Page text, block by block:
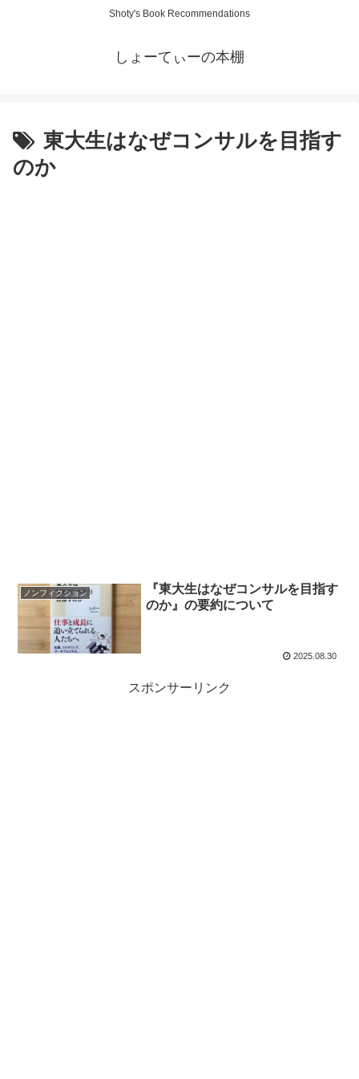
Shoty's Book Recommendations
しょーてぃーの本棚
東大生はなぜコンサルを目指す
のか
ノンフィクション
『東大生はなぜコンサルを目指す
のか』の要約について
2025.08.30
スポンサーリンク